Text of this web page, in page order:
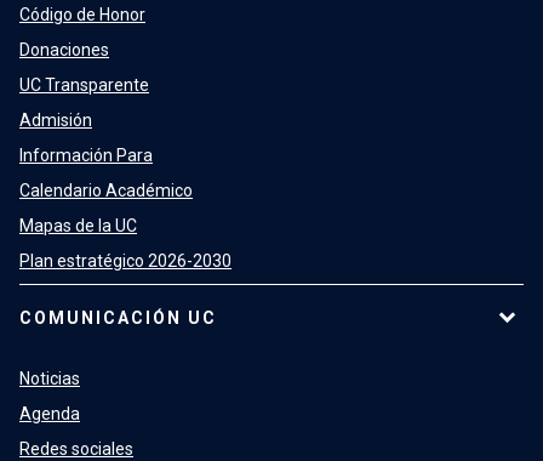
Código de Honor
Donaciones
UC Transparente
Admisión
Información Para
Calendario Académico
Mapas de la UC
Plan estratégico 2026-2030
COMUNICACIÓN UC
Noticias
Agenda
Redes sociales